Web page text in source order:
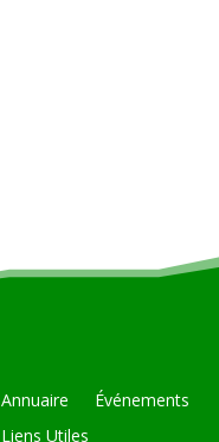
Annuaire
Événements
Liens Utiles